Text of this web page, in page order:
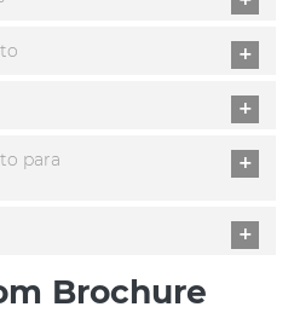
para
Brochure